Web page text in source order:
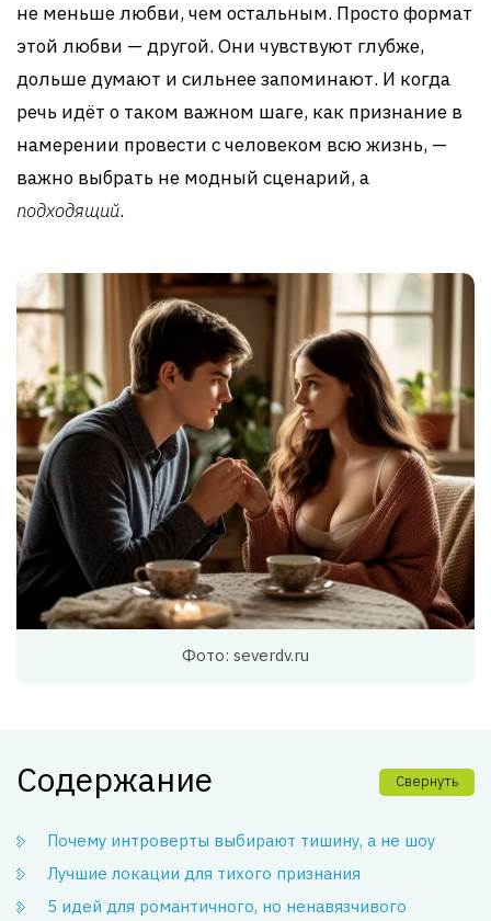
не меньше любви, чем остальным. Просто формат
этой любви — другой. Они чувствуют глубже,
дольше думают и сильнее запоминают. И когда
речь идёт о таком важном шаге, как признание в
намерении провести с человеком всю жизнь, —
важно выбрать не модный сценарий, а
подходящий.
Фото: severdv.ru
Содержание Свернуть
Почему интроверты выбирают тишину, а не шоу
Лучшие локации для тихого признания
5 идей для романтичного, но ненавязчивого